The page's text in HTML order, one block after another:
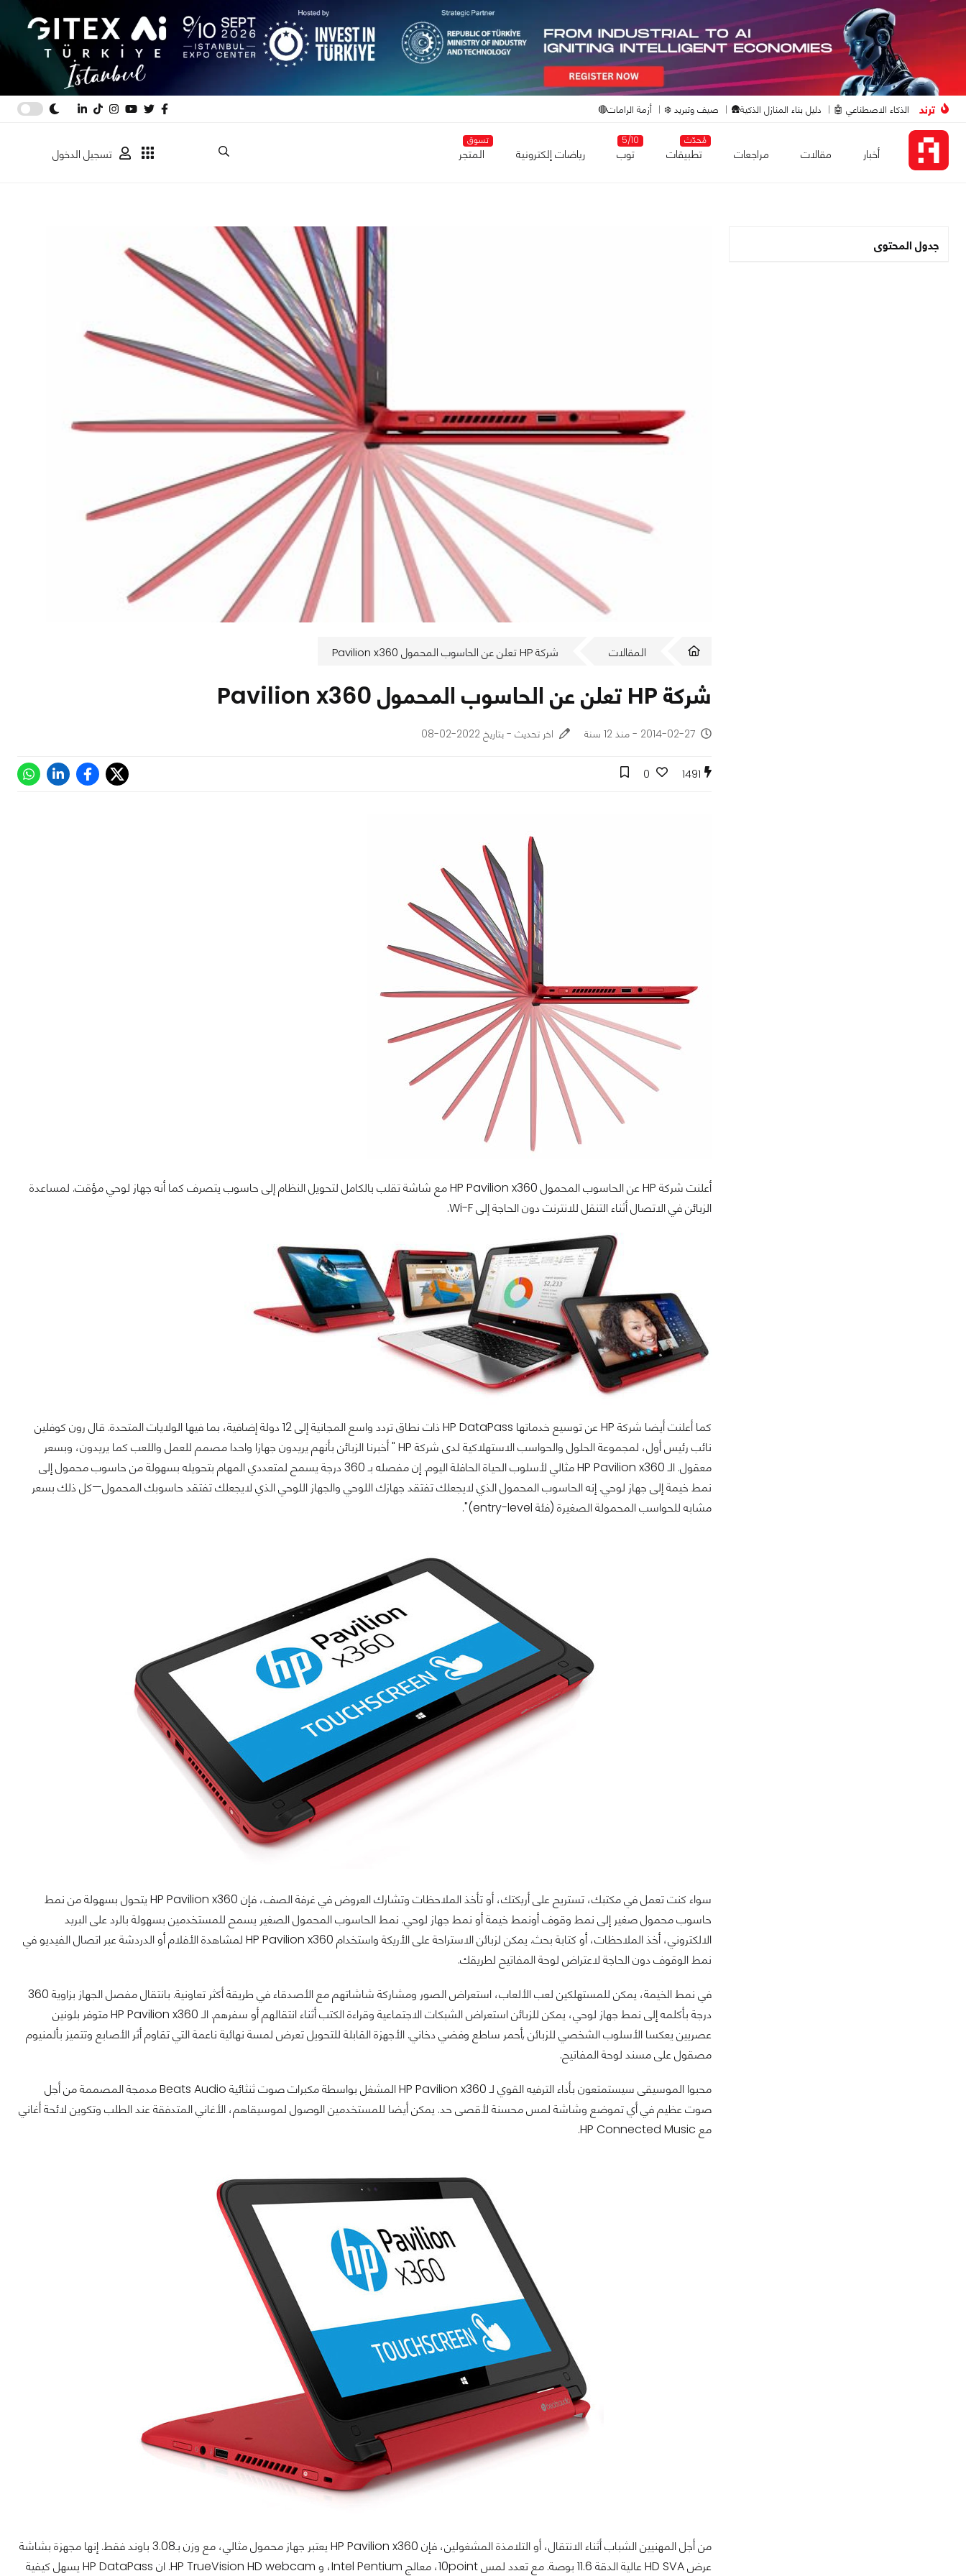
ترند الذكاء الاصطناعي 🤖 دليل بناء المنازل الذكية🛖 صيف وتبريد ❄️ أزمة الرامات🔴
أخبار مقالات مراجعات
مُحدّث
تطبيقات
5/10
توب رياضات إلكترونية
تسوق
المتجر تسجيل الدخول
جدول المحتوى
المقالات شركة HP تعلن عن الحاسوب المحمول Pavilion x360
شركة HP تعلن عن الحاسوب المحمول Pavilion x360
2014-02-27 - منذ 12 سنة اخر تحديث - بتاريخ 2022-02-08
1491
0
أعلنت شركة HP عن الحاسوب المحمول HP Pavilion x360 مع شاشة تقلب بالكامل لتحويل النظام إلى حاسوب يتصرف كما أنه جهاز لوحي مؤقت. لمساعدة
الزبائن في الاتصال أثناء التنقل للانترنت دون الحاجة إلى Wi-F.
كما أعلنت أيضا شركة HP عن توسيع خدماتها HP DataPass ذات نطاق تردد واسع المجانية إلى 12 دولة إضافية، بما فيها الولايات المتحدة. قال رون كوفلين
نائب رئيس أول، لمجموعة الحلول والحواسب الاستهلاكية لدى شركة HP " أخبرنا الزبائن بأنهم يريدون جهازا واحدا مصمم للعمل واللعب كما يريدون، وبسعر
معقول. الـ HP Pavilion x360 مثالي لأسلوب الحياة الحافلة اليوم. إن مفصله بـ 360 درجة يسمح لمتعددي المهام بتحويله بسهولة من حاسوب محمول إلى
نمط خيمة إلى جهاز لوحي. إنه الحاسوب المحمول الذي لايجعلك تفتقد جهازك اللوحي والجهاز اللوحي الذي لايجعلك تفتقد حاسوبك المحمول—كل ذلك بسعر
مشابه للحواسب المحمولة الصغيرة (فئة entry-level)".
سواء كنت تعمل في مكتبك، تستريح على أريكتك، أو تأخذ الملاحظات وتشارك العروض في غرفة الصف، فإن HP Pavilion x360 يتحول بسهولة من نمط
حاسوب محمول صغير إلى نمط وقوف أونمط خيمة أو نمط جهاز لوحي. نمط الحاسوب المحمول الصغير يسمح للمستخدمين بسهولة بالرد على البريد
الالكتروني، أخذ الملاحظات، أو كتابة بحث. يمكن لزبائن الاستراحة على الأريكة واستخدام HP Pavilion x360 لمشاهدة الأفلام أو الدردشة عبر اتصال الفيديو في
نمط الوقوف دون الحاجة لاعتراض لوحة المفاتيح لطريقك.
في نمط الخيمة، يمكن للمستهلكين لعب الألعاب، استعراض الصور ومشاركة شاشاتهم مع الأصدقاء في طريقة أكثر تعاونية. بانتقال مفصل الجهاز بزاوية 360
درجة بأكلمه إلى نمط جهاز لوحي، يمكن للزبائن استعراض الشبكات الاجتماعية وقراءة الكتب أثناء انتقالهم أو سفرهم. الـ HP Pavilion x360 متوفر بلونين
عصريين يعكسا الأسلوب الشخصي للزبائن ,أحمر ساطع وفضي دخاني. الأجهزة القابلة للتحويل تعرض لمسة نهائية ناعمة التي تقاوم أثر الأصابع وتتميز بألمنيوم
مصقول على مسند لوحة المفاتيح.
محبوا الموسيقى سيستمتعون بأداء الترفيه القوي لـ HP Pavilion x360 المشغل بواسطة مكبرات صوت ثنثائية Beats Audio مدمجة المصممة من أجل
صوت عظيم في أي تموضع وشاشة لمس محسنة لأقصى حد. يمكن أيضا للمستخدمين الوصول لموسيقاهم، الأغاني المتدفقة عند الطلب وتكوين لائحة أغاني
مع HP Connected Music.
من أجل المهنيين الشباب أثناء الانتقال، أو التلامذة المشغولين، فإن HP Pavilion x360 يعتبر جهاز محمول مثالي، مع وزن بـ3.08 باوند فقط. إنها مجهزة بشاشة
عرض HD SVA عالية الدقة 11.6 بوصة. مع تعدد لمس 10point، معالج Intel Pentium، و HP TrueVision HD webcam. ان HP DataPass يسهل كيفية